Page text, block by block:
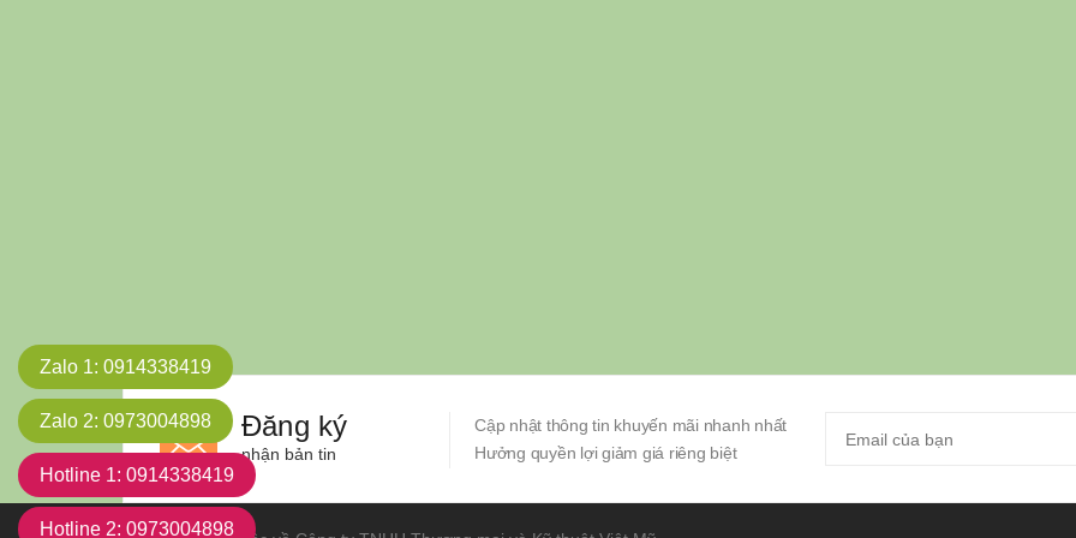
Đăng ký
nhận bản tin
Cập nhật thông tin khuyến mãi nhanh nhất
Hưởng quyền lợi giảm giá riêng biệt
Hotline 1: 0914338419
Hotline 2: 0973004898
Zalo 1: 0914338419
Zalo 2: 0973004898